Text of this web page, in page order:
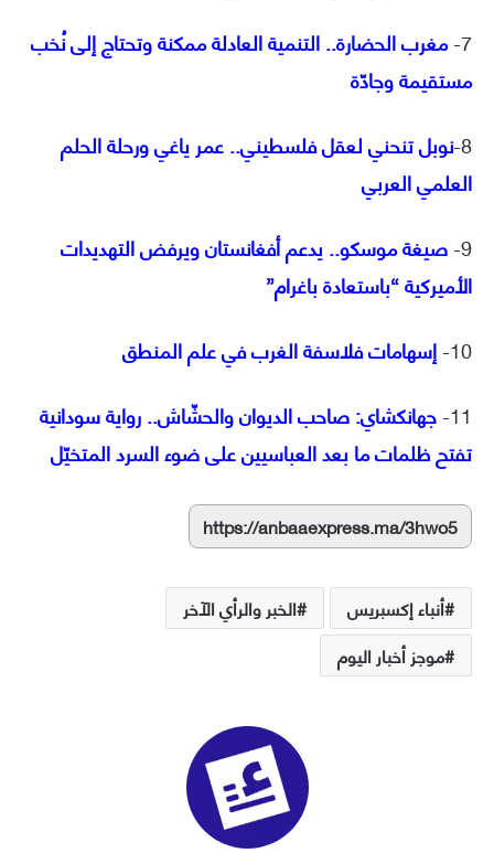
7- مغرب الحضارة.. التنمية العادلة ممكنة وتحتاج إلى نُخب
مستقيمة وجادّة
8- نوبل تنحني لعقل فلسطيني.. عمر ياغي ورحلة الحلم
العلمي العربي
9- صيغة موسكو.. يدعم أفغانستان ويرفض التهديدات
الأميركية “باستعادة باغرام”
10- إسهامات فلاسفة الغرب في علم المنطق
11- جهانكشاي: صاحب الديوان والحشّاش.. رواية سودانية
تفتح ظلمات ما بعد العباسيين على ضوء السرد المتخيّل
https://anbaaexpress.ma/3hwo5
أنباء إكسبريس
الخبر والرأي الآخر
موجز أخبار اليوم